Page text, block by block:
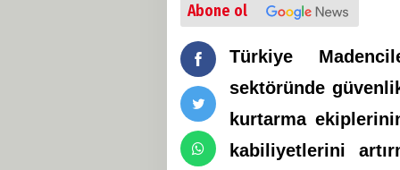
Abone ol
Türkiye
sektöründe
kurtarma
kabiliyetlerini